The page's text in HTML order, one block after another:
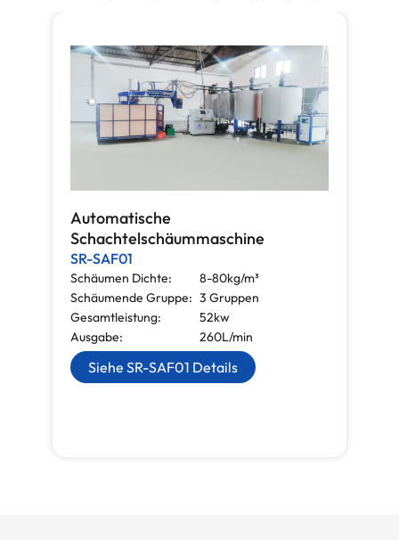
Automatische
Schachtelschäummaschine
SR-SAF01
Schäumen Dichte:
8-80kg/m³
Schäumende Gruppe: 3 Gruppen
Gesamtleistung:
52kw
Ausgabe:
260L/min
Siehe SR-SAF01 Details